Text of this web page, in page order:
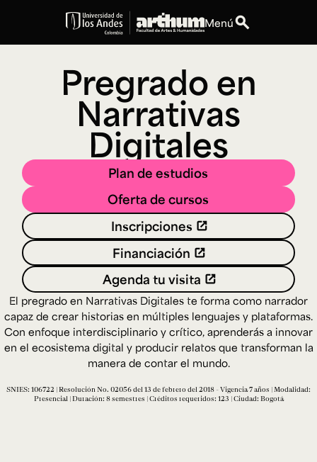
Menúsearch
Personas
Espacios
Explora ArteHum
Dirección
Calle 19A #1 - 37
Este. Bloque K.
Teléfono
[+57] (601) 339 4949
Arte e
Historia
del Arte
Ext. 2626
Narrativas Digitales
Ext. 2501
Ext.
2504
Posgrados
Ext. 4925
Educación
Continua
Ext. 4795
Pregrado en
Narrativas
Digitales
Plan de estudios
Oferta de cursos
Inscripciones
Financiación
Agenda tu visita
El pregrado en Narrativas Digitales te forma como narrador
capaz de crear historias en múltiples lenguajes y plataformas.
Con enfoque interdisciplinario y crítico, aprenderás a innovar
en el ecosistema digital y producir relatos que transforman la
manera de contar el mundo.
SNIES: 106722 | Resolución No. 02056 del 13 de febrero del 2018 - Vigencia 7 años | Modalidad:
Presencial | Duración: 8 semestres | Créditos requeridos: 123 | Ciudad: Bogotá